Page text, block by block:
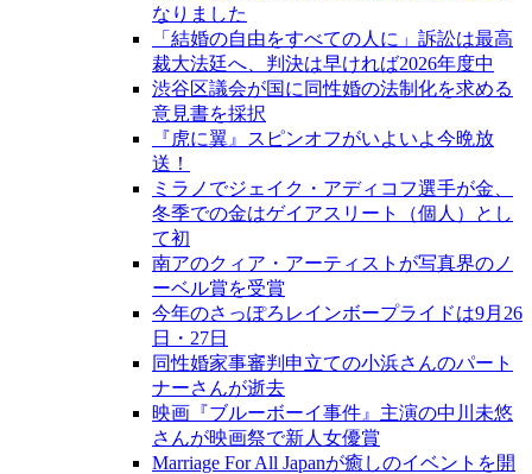
なりました
「結婚の自由をすべての人に」訴訟は最高
裁大法廷へ、判決は早ければ2026年度中
渋谷区議会が国に同性婚の法制化を求める
意見書を採択
『虎に翼』スピンオフがいよいよ今晩放
送！
ミラノでジェイク・アディコフ選手が金、
冬季での金はゲイアスリート（個人）とし
て初
南アのクィア・アーティストが写真界のノ
ーベル賞を受賞
今年のさっぽろレインボープライドは9月26
日・27日
同性婚家事審判申立ての小浜さんのパート
ナーさんが逝去
映画『ブルーボーイ事件』主演の中川未悠
さんが映画祭で新人女優賞
Marriage For All Japanが癒しのイベントを開